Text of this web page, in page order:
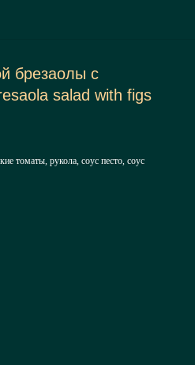
брезаолы с
salad with figs
томаты, рукола, соус песто, соус